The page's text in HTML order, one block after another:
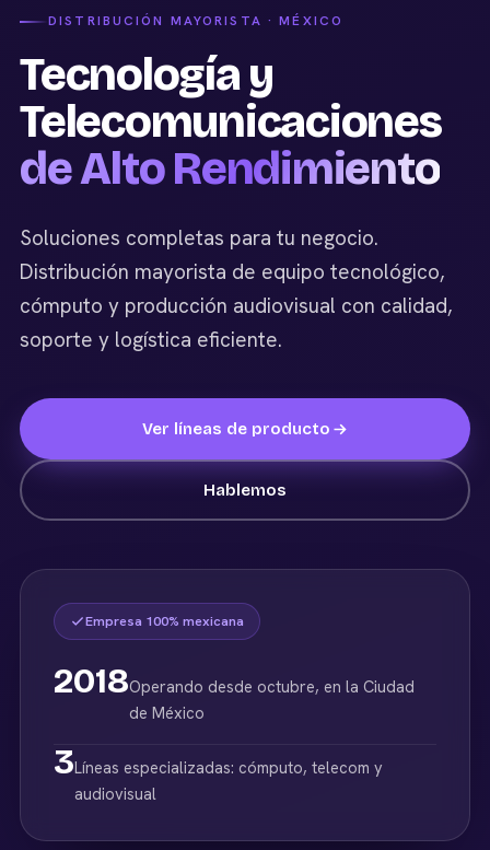
DISTRIBUCIÓN MAYORISTA · MÉXICO
Tecnología y
Telecomunicaciones
de Alto Rendimiento
Soluciones completas para tu negocio.
Distribución mayorista de equipo tecnológico,
cómputo y producción audiovisual con calidad,
soporte y logística eficiente.
Ver líneas de producto
Hablemos
Empresa 100% mexicana
2018Operando desde octubre, en la Ciudad
de México
3Líneas especializadas: cómputo, telecom y
audiovisual